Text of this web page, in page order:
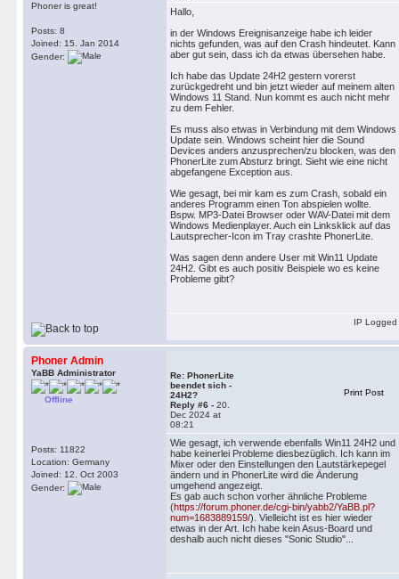
Phoner is great!
Posts: 8
Joined: 15. Jan 2014
Gender:
Hallo,
in der Windows Ereignisanzeige habe ich leider
nichts gefunden, was auf den Crash hindeutet. Kann
aber gut sein, dass ich da etwas übersehen habe.
Ich habe das Update 24H2 gestern vorerst
zurückgedreht und bin jetzt wieder auf meinem alten
Windows 11 Stand. Nun kommt es auch nicht mehr
zu dem Fehler.
Es muss also etwas in Verbindung mit dem Windows
Update sein. Windows scheint hier die Sound
Devices anders anzusprechen/zu blocken, was den
PhonerLite zum Absturz bringt. Sieht wie eine nicht
abgefangene Exception aus.
Wie gesagt, bei mir kam es zum Crash, sobald ein
anderes Programm einen Ton abspielen wollte.
Bspw. MP3-Datei Browser oder WAV-Datei mit dem
Windows Medienplayer. Auch ein Linksklick auf das
Lautsprecher-Icon im Tray crashte PhonerLite.
Was sagen denn andere User mit Win11 Update
24H2. Gibt es auch positiv Beispiele wo es keine
Probleme gibt?
IP Logged
Phoner Admin
YaBB Administrator
Offline
Posts: 11822
Location: Germany
Joined: 12. Oct 2003
Gender:
Re: PhonerLite
beendet sich -
24H2?
Reply #6 - 20.
Dec 2024 at
08:21
Print Post
Wie gesagt, ich verwende ebenfalls Win11 24H2 und
habe keinerlei Probleme diesbezüglich. Ich kann im
Mixer oder den Einstellungen den Lautstärkepegel
ändern und in PhonerLite wird die Änderung
umgehend angezeigt.
Es gab auch schon vorher ähnliche Probleme
(https://forum.phoner.de/cgi-bin/yabb2/YaBB.pl?
num=1683889159/). Vielleicht ist es hier wieder
etwas in der Art. Ich habe kein Asus-Board und
deshalb auch nicht dieses "Sonic Studio"...